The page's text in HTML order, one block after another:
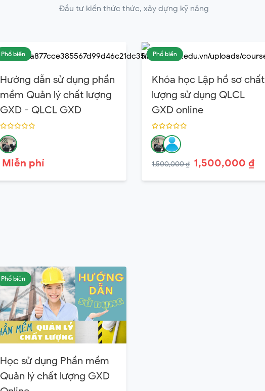
Đầu tư kiến thức thức, xây dựng kỹ năng
Phổ biến
Hướng dẫn sử dụng phần
mềm Quản lý chất lượng
GXD - QLCL GXD
Miễn phí
Phổ biến
Khóa học Lập hồ sơ chất
lượng sử dụng QLCL
GXD online
1,500,000 ₫ 1,500,000 ₫
Phổ biến
Học sử dụng Phần mềm
Quản lý chất lượng GXD